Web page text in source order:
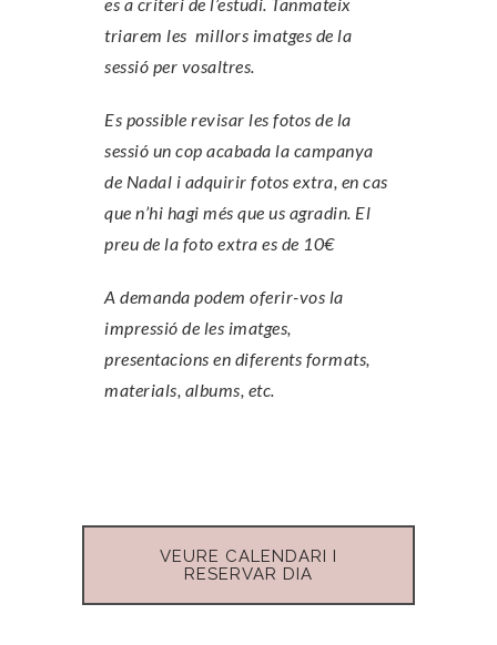
triarem les millors imatges de la
sessió per vosaltres.
Es possible revisar les fotos de la
sessió un cop acabada la campanya
de Nadal i adquirir fotos extra, en cas
que n’hi hagi més que us agradin. El
preu de la foto extra es de 10€
A demanda podem oferir-vos la
impressió de les imatges,
presentacions en diferents formats,
materials, albums, etc.
VEURE CALENDARI I
RESERVAR DIA